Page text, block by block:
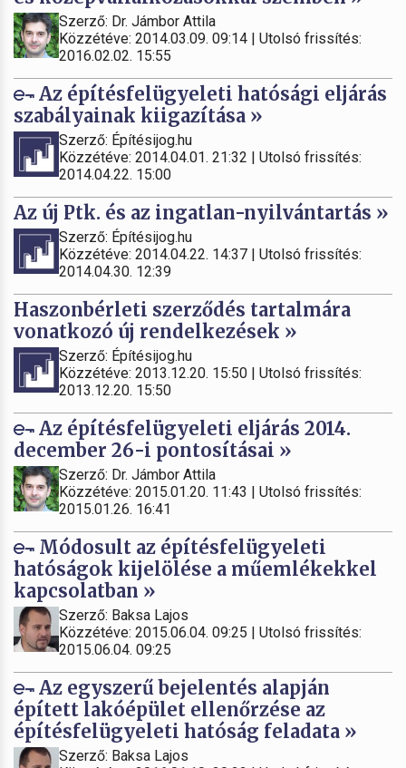
Szerző: Dr. Jámbor Attila
Közzétéve: 2014.03.09. 09:14 | Utolsó frissítés:
2016.02.02. 15:55
Az építésfelügyeleti hatósági eljárás
szabályainak kiigazítása »
Szerző: Építésijog.hu
Közzétéve: 2014.04.01. 21:32 | Utolsó frissítés:
2014.04.22. 15:00
Az új Ptk. és az ingatlan-nyilvántartás »
Szerző: Építésijog.hu
Közzétéve: 2014.04.22. 14:37 | Utolsó frissítés:
2014.04.30. 12:39
Haszonbérleti szerződés tartalmára
vonatkozó új rendelkezések »
Szerző: Építésijog.hu
Közzétéve: 2013.12.20. 15:50 | Utolsó frissítés:
2013.12.20. 15:50
Az építésfelügyeleti eljárás 2014.
december 26-i pontosításai »
Szerző: Dr. Jámbor Attila
Közzétéve: 2015.01.20. 11:43 | Utolsó frissítés:
2015.01.26. 16:41
Módosult az építésfelügyeleti
hatóságok kijelölése a műemlékekkel
kapcsolatban »
Szerző: Baksa Lajos
Közzétéve: 2015.06.04. 09:25 | Utolsó frissítés:
2015.06.04. 09:25
Az egyszerű bejelentés alapján
épített lakóépület ellenőrzése az
építésfelügyeleti hatóság feladata »
Szerző: Baksa Lajos